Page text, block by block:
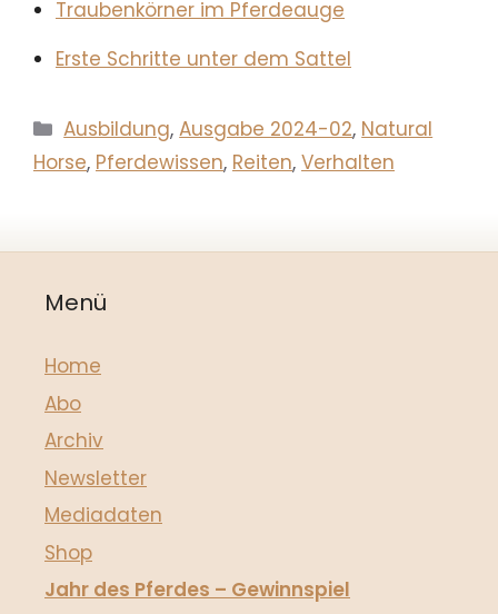
Traubenkörner im Pferdeauge
Erste Schritte unter dem Sattel
Kategorien
Ausbildung,Ausgabe 2024-02, Natural
Horse, Pferdewissen, Reiten, Verhalten
Menü
Home
Abo
Archiv
Newsletter
Mediadaten
Shop
Jahr des Pferdes – Gewinnspiel